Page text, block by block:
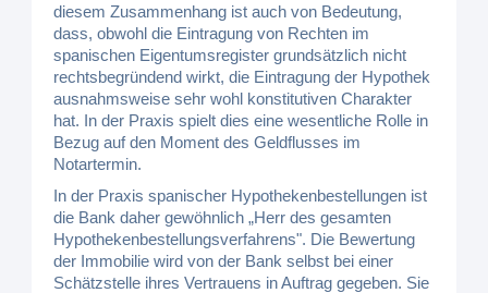
diesem Zusammenhang ist auch von Bedeutung,
dass, obwohl die Eintragung von Rechten im
spanischen Eigentumsregister grundsätzlich nicht
rechtsbegründend wirkt, die Eintragung der Hypothek
ausnahmsweise sehr wohl konstitutiven Charakter
hat. In der Praxis spielt dies eine wesentliche Rolle in
Bezug auf den Moment des Geldflusses im
Notartermin.
In der Praxis spanischer Hypothekenbestellungen ist
die Bank daher gewöhnlich „Herr des gesamten
Hypothekenbestellungsverfahrens". Die Bewertung
der Immobilie wird von der Bank selbst bei einer
Schätzstelle ihres Vertrauens in Auftrag gegeben. Sie